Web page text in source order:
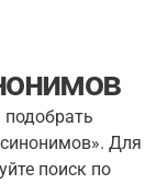
подобрать
Для
поиск по